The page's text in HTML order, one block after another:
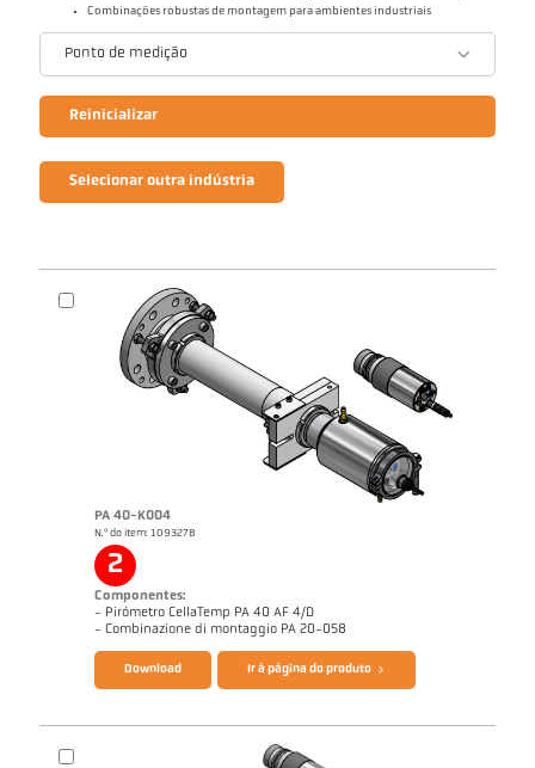
Combinações robustas de montagem para ambientes industriais
Ponto de medição
Reinicializar
Selecionar outra indústria
PA 40-K004
N.º do item: 1093278
2
Componentes:
- Pirómetro CellaTemp PA 40 AF 4/D
- Combinazione di montaggio PA 20-058
Catálogo CellaTemp PA Questionário Pirômetro de radiação
Download Ir à página do produto